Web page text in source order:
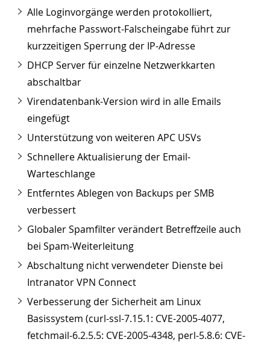
Alle Loginvorgänge werden protokolliert,
mehrfache Passwort-Falscheingabe führt zur
kurzzeitigen Sperrung der IP-Adresse
DHCP Server für einzelne Netzwerkkarten
abschaltbar
Virendatenbank-Version wird in alle Emails
eingefügt
Unterstützung von weiteren APC USVs
Schnellere Aktualisierung der Email-
Warteschlange
Entferntes Ablegen von Backups per SMB
verbessert
Globaler Spamfilter verändert Betreffzeile auch
bei Spam-Weiterleitung
Abschaltung nicht verwendeter Dienste bei
Intranator VPN Connect
Verbesserung der Sicherheit am Linux
Basissystem (curl-ssl-7.15.1: CVE-2005-4077,
fetchmail-6.2.5.5: CVE-2005-4348, perl-5.8.6: CVE-